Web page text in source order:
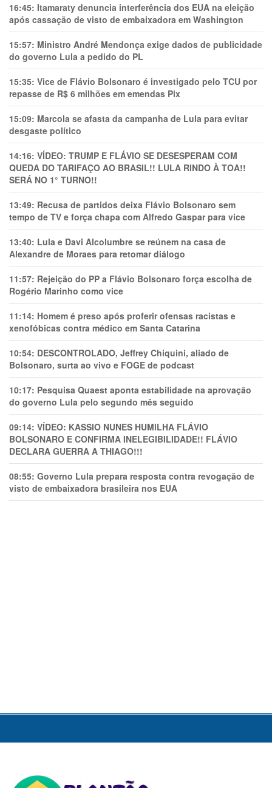
16:45: Itamaraty denuncia interferência dos EUA na eleição
após cassação de visto de embaixadora em Washington
15:57: Ministro André Mendonça exige dados de publicidade
do governo Lula a pedido do PL
15:35: Vice de Flávio Bolsonaro é investigado pelo TCU por
repasse de R$ 6 milhões em emendas Pix
15:09: Marcola se afasta da campanha de Lula para evitar
desgaste político
14:16: VÍDEO: TRUMP E FLÁVIO SE DESESPERAM COM
QUEDA DO TARIFAÇO AO BRASIL!! LULA RINDO À TOA!!
SERÁ NO 1° TURNO!!
13:49: Recusa de partidos deixa Flávio Bolsonaro sem
tempo de TV e força chapa com Alfredo Gaspar para vice
13:40: Lula e Davi Alcolumbre se reúnem na casa de
Alexandre de Moraes para retomar diálogo
11:57: Rejeição do PP a Flávio Bolsonaro força escolha de
Rogério Marinho como vice
11:14: Homem é preso após proferir ofensas racistas e
xenofóbicas contra médico em Santa Catarina
10:54: DESCONTROLADO, Jeffrey Chiquini, aliado de
Bolsonaro, surta ao vivo e FOGE de podcast
10:17: Pesquisa Quaest aponta estabilidade na aprovação
do governo Lula pelo segundo mês seguido
09:14: VÍDEO: KASSIO NUNES HUMlLHA FLÁVIO
BOLSONARO E CONFIRMA INELEGIBILIDADE!! FLÁVIO
DECLARA GUERRA A THIAGO!!!
08:55: Governo Lula prepara resposta contra revogação de
visto de embaixadora brasileira nos EUA